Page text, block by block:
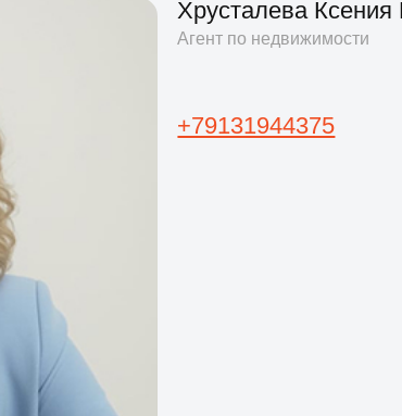
желаемое качество жизни